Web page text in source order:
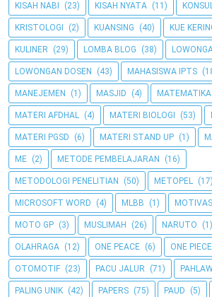
KISAH NABI (23) KISAH NYATA (11)
KRISTOLOGI (2) KUANSING (40) KUE
KULINER (29) LOMBA BLOG (38)
LOWONGAN DOSEN (43) MAHASISWA IPTS
MANEJEMEN (1) MASJID (4) MATEMATIKA
MATERI AFDHAL (4) MATERI BIOLOGI (53)
MATERI PGSD (6) MATERI STAND UP (1)
ME (2) METODE PEMBELAJARAN (16)
METODOLOGI PENELITIAN (50) METOPEL (17)
MICROSOFT WORD (4) MLBB (1)
MOTO GP (3) MUSLIMAH (26) NARUTO (1)
OLAHRAGA (12) ONE PEACE (6) ONE PIECE
OTOMOTIF (23) PACU JALUR (71)
PALING UNIK (42) PAPERS (75) PAUD (5)